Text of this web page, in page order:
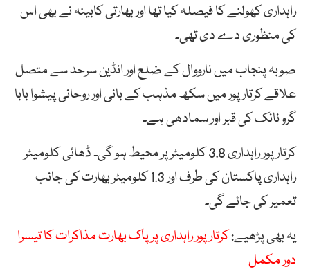
راہداری کھولنے کا فیصلہ کیا تھا اور بھارتی کابینہ نے بھی اس
کی منظوری دے دی تھی۔
صوبہ پنجاب میں نارووال کے ضلع اور انڈین سرحد سے متصل
علاقے کرتار پور میں سکھ مذہب کے بانی اور روحانی پیشوا بابا
گرو نانک کی قبر اور سمادھی ہے۔
کرتار پور راہداری 3.8 کلومیٹر پر محیط ہو گی۔ ڈھائی کلومیٹر
راہداری پاکستان کی طرف اور 1.3 کلومیٹر بھارت کی جانب
تعمیر کی جائے گی۔
یہ بھی پڑھیے:کرتار پور راہداری پر پاک بھارت مذاکرات کا تیسرا
دور مکمل